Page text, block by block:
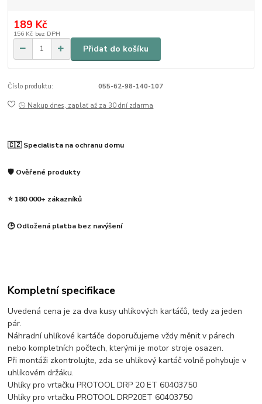
189 Kč
156 Kč bez DPH
Přidat do košíku
Číslo produktu: 055-62-98-140-107
🕒 Nakup dnes, zaplať až za 30 dní zdarma
🇨🇿 Specialista na ochranu domu
🛡️ Ověřené produkty
⭐ 180 000+ zákazníků
🕒 Odložená platba bez navýšení
Kompletní specifikace
Uvedená cena je za dva kusy uhlíkových kartáčů, tedy za jeden
pár.
Náhradní uhlíkové kartáče doporučujeme vždy měnit v párech
nebo kompletních počtech, kterými je motor stroje osazen.
Při montáži zkontrolujte, zda se uhlíkový kartáč volně pohybuje v
uhlíkovém držáku.
Uhlíky pro vrtačku PROTOOL DRP 20 ET 60403750
Uhlíky pro vrtačku PROTOOL DRP20ET 60403750